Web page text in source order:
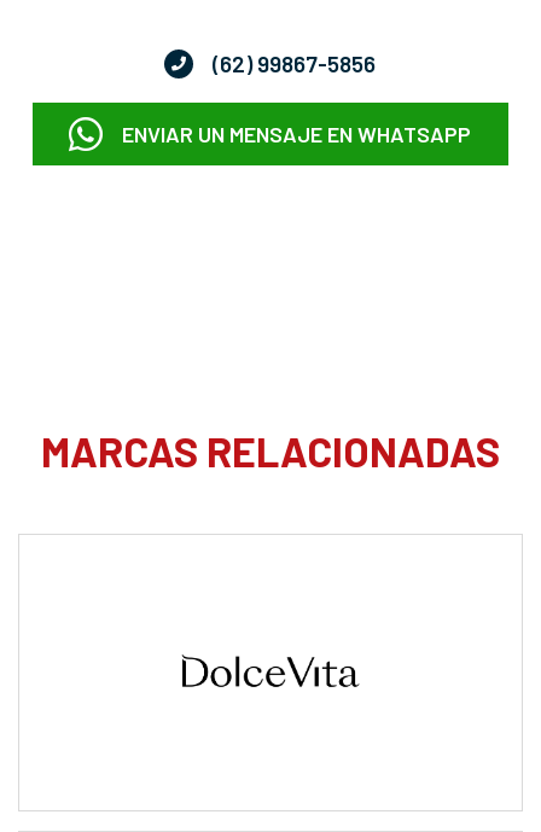
(62) 99867-5856
ENVIAR UN MENSAJE EN WHATSAPP
MARCAS RELACIONADAS